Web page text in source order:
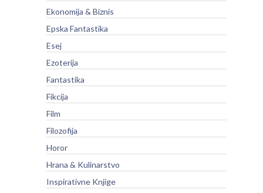
Ekonomija & Biznis
Epska Fantastika
Esej
Ezoterija
Fantastika
Fikcija
Film
Filozofija
Horor
Hrana & Kulinarstvo
Inspirativne Knjige